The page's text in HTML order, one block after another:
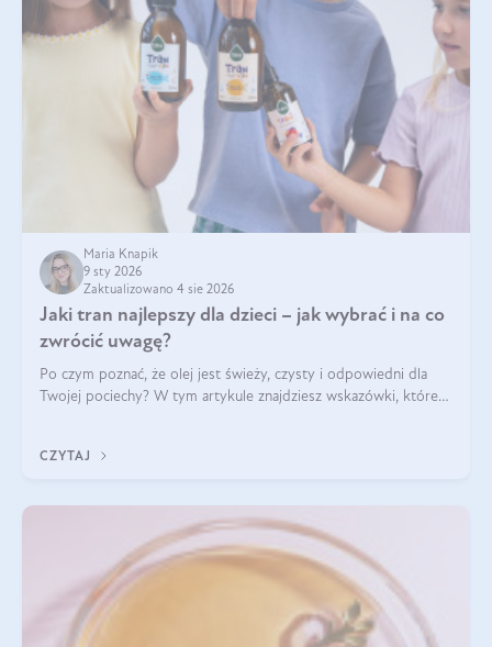
Maria Knapik
9 sty 2026
Zaktualizowano 4 sie 2026
Jaki tran najlepszy dla dzieci – jak wybrać i na co
zwrócić uwagę?
Po czym poznać, że olej jest świeży, czysty i odpowiedni dla
Twojej pociechy? W tym artykule znajdziesz wskazówki, które
CZYTAJ